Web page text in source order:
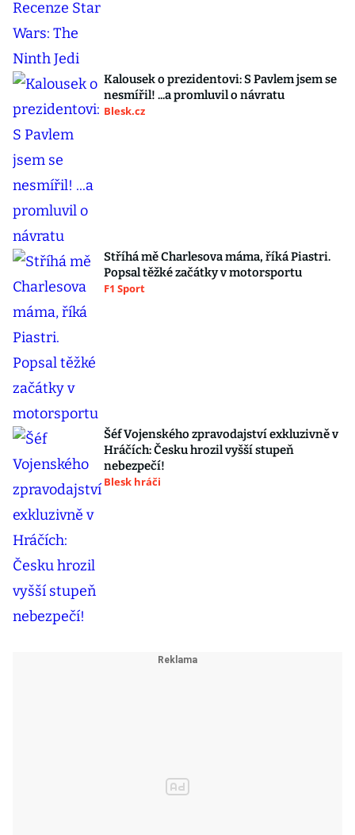
Kalousek o prezidentovi: S Pavlem jsem se
nesmířil! ...a promluvil o návratu
Blesk.cz
Stříhá mě Charlesova máma, říká Piastri.
Popsal těžké začátky v motorsportu
F1 Sport
Šéf Vojenského zpravodajství exkluzivně v
Hráčích: Česku hrozil vyšší stupeň
nebezpečí!
Blesk hráči